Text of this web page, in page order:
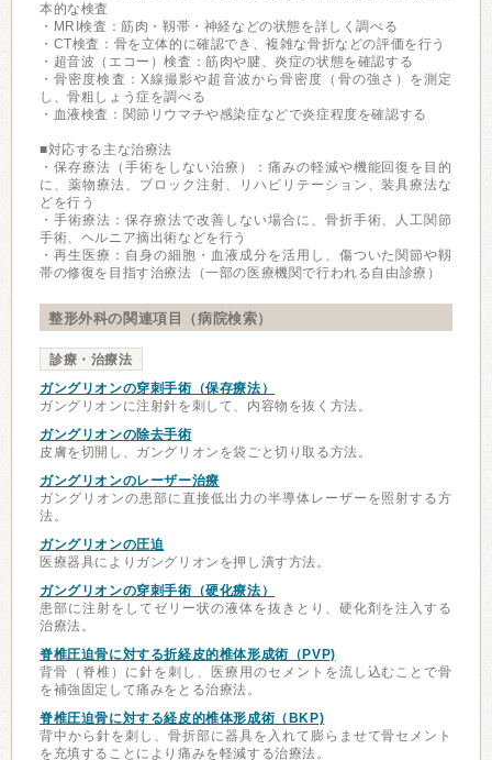
本的な検査
・MRI検査：筋肉・靱帯・神経などの状態を詳しく調べる
・CT検査：骨を立体的に確認でき、複雑な骨折などの評価を行う
・超音波（エコー）検査：筋肉や腱、炎症の状態を確認する
・骨密度検査：X線撮影や超音波から骨密度（骨の強さ）を測定
し、骨粗しょう症を調べる
・血液検査：関節リウマチや感染症などで炎症程度を確認する
■対応する主な治療法
・保存療法（手術をしない治療）：痛みの軽減や機能回復を目的
に、薬物療法、ブロック注射、リハビリテーション、装具療法な
どを行う
・手術療法：保存療法で改善しない場合に、骨折手術、人工関節
手術、ヘルニア摘出術などを行う
・再生医療：自身の細胞・血液成分を活用し、傷ついた関節や靱
帯の修復を目指す治療法（一部の医療機関で行われる自由診療）
整形外科の関連項目（病院検索）
診療・治療法
ガングリオンの穿刺手術（保存療法）
ガングリオンに注射針を刺して、内容物を抜く方法。
ガングリオンの除去手術
皮膚を切開し、ガングリオンを袋ごと切り取る方法。
ガングリオンのレーザー治療
ガングリオンの患部に直接低出力の半導体レーザーを照射する方
法。
ガングリオンの圧迫
医療器具によりガングリオンを押し潰す方法。
ガングリオンの穿刺手術（硬化療法）
患部に注射をしてゼリー状の液体を抜きとり、硬化剤を注入する
治療法。
脊椎圧迫骨に対する折経皮的椎体形成術（PVP)
背骨（脊椎）に針を刺し、医療用のセメントを流し込むことで骨
を補強固定して痛みをとる治療法。
脊椎圧迫骨に対する経皮的椎体形成術（BKP)
背中から針を刺し、骨折部に器具を入れて膨らませて骨セメント
を充填することにより痛みを軽減する治療法。